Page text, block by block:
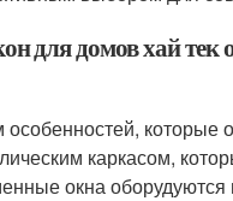
для домов хай тек
которые
каркасом,
окна